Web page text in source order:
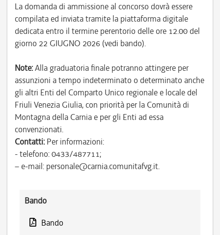
La domanda di ammissione al concorso dovrà essere
compilata ed inviata tramite la piattaforma digitale
dedicata entro il termine perentorio delle ore 12.00 del
giorno 22 GIUGNO 2026 (vedi bando).
Note:Alla graduatoria finale potranno attingere per
assunzioni a tempo indeterminato o determinato anche
gli altri Enti del Comparto Unico regionale e locale del
Friuli Venezia Giulia, con priorità per la Comunità di
Montagna della Carnia e per gli Enti ad essa
convenzionati.
Contatti: Per informazioni:
- telefono: 0433/487711;
– e-mail: personale@carnia.comunitafvg.it.
Bando
Bando